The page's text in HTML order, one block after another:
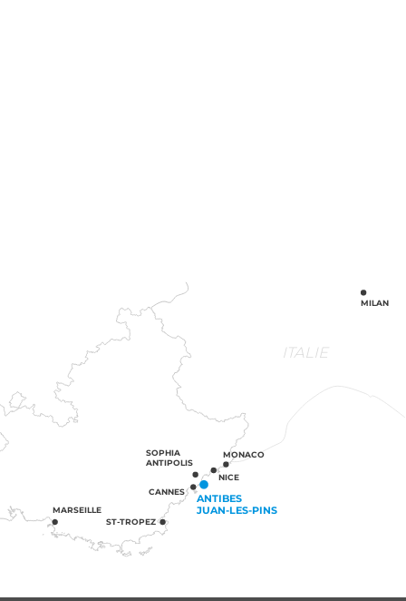
ITALIE
ST-TROPEZ
MARSEILLE
CANNES
ANTIBES
JUAN-LES-PINS
SOPHIA
ANTIPOLIS
NICE
MONACO
MILAN